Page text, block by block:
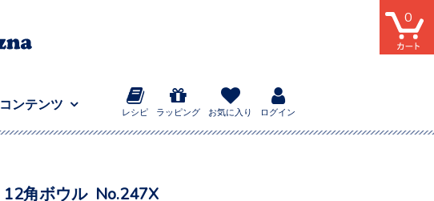
コンテンツ
レシピ ラッピング お気に入り ログイン
0
12角ボウル No.247X